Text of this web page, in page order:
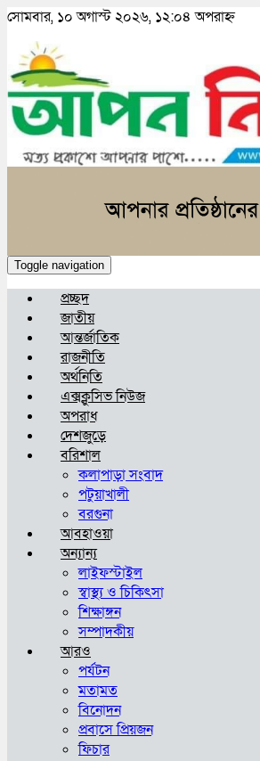
সোমবার, ১০ অগাস্ট ২০২৬, ১২:০৪ অপরাহ্ন
Toggle navigation
প্রচ্ছদ
জাতীয়
আন্তর্জাতিক
রাজনীতি
অর্থনিতি
এক্সক্লুসিভ নিউজ
অপরাধ
দেশজুড়ে
বরিশাল
কলাপাড়া সংবাদ
পটুয়াখালী
বরগুনা
আবহাওয়া
অন্যান্য
লাইফস্টাইল
স্বাস্থ্য ও চিকিৎসা
শিক্ষাঙ্গন
সম্পাদকীয়
আরও
পর্যটন
মতামত
বিনোদন
প্রবাসে প্রিয়জন
ফিচার